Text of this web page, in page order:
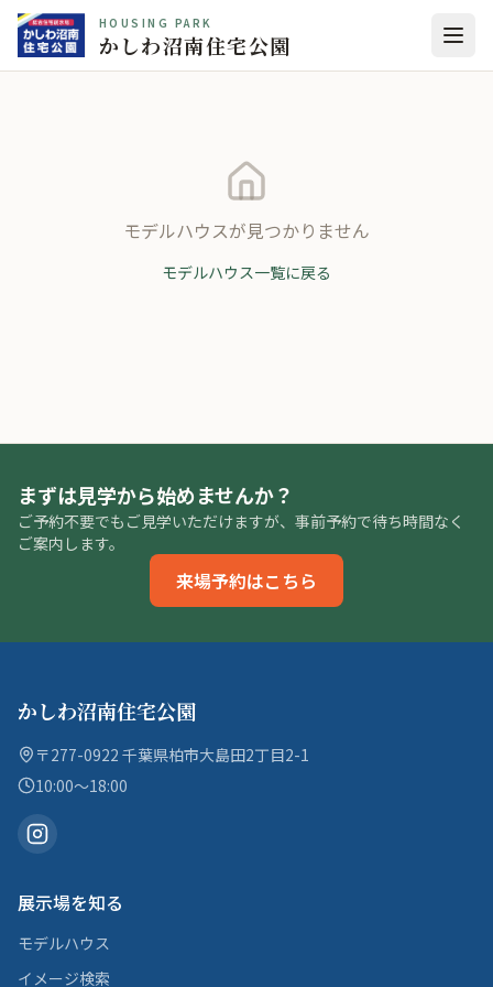
HOUSING PARK
かしわ沼南住宅公園
モデルハウスが見つかりません
モデルハウス一覧に戻る
まずは見学から始めませんか？
ご予約不要でもご見学いただけますが、事前予約で待ち時間なく
ご案内します。
来場予約はこちら
かしわ沼南住宅公園
〒277-0922 千葉県柏市大島田2丁目2-1
10:00〜18:00
展示場を知る
モデルハウス
イメージ検索